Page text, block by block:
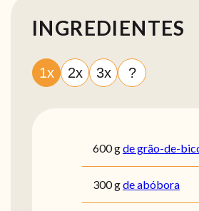
INGREDIENTES
1x 2x 3x ?
600gde grão-de-
300gde abóbora